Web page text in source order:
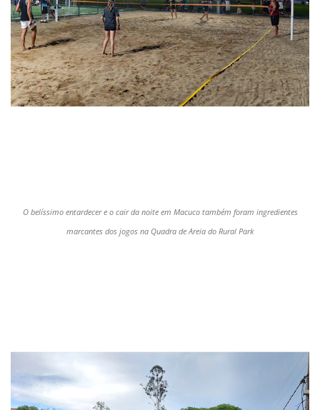
O belíssimo entardecer e o cair da noite em Macuco também foram ingredientes
marcantes dos jogos na Quadra de Areia do Rural Park